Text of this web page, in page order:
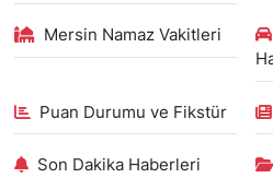
Mersin Namaz Vakitleri
Puan Durumu ve Fikstür
Son Dakika Haberleri